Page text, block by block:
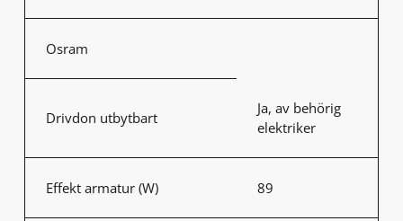
Osram
Drivdon utbytbart
Ja, av behörig
elektriker
Effekt armatur (W) 89